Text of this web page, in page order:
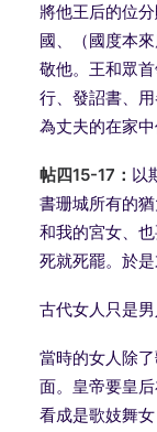
將他王后的位
國、（國度本
敬他。王和眾
行、發詔書、
為丈夫的在家中
帖四15-17： 以
書珊城所有的
和我的宮女、
死就死罷。於
古代女人只是
當時的女人除
面。皇帝要皇
看成是歌妓舞